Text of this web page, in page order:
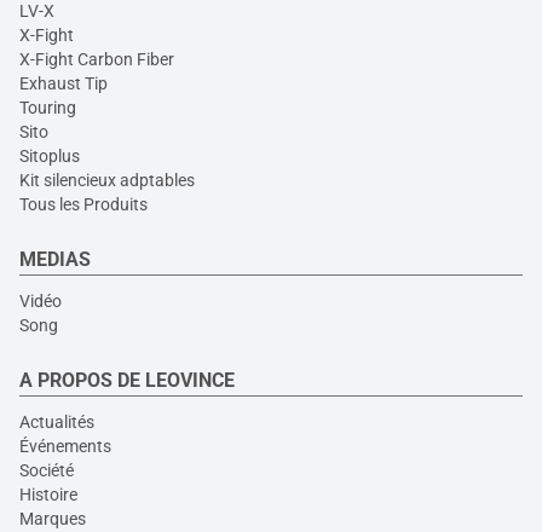
LV-X
X-Fight
X-Fight Carbon Fiber
Exhaust Tip
Touring
Sito
Sitoplus
Kit silencieux adptables
Tous les Produits
MEDIAS
Vidéo
Song
A PROPOS DE LEOVINCE
Actualités
Événements
Société
Histoire
Marques